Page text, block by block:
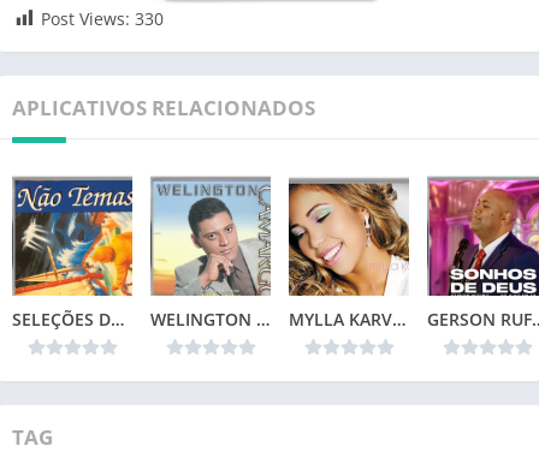
Post Views: 330
APLICATIVOS RELACIONADOS
SELEÇÕES DA COLEÇÃO CANÇÕES DE VIDA – NÃO TEMAS (1996)📌 WELINGTON CAMARGO (1999) MYLLA KARVALHO – MINHA VIDA GERSON
TAG